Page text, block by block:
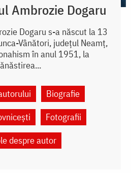
Ambrozie Dogaru
Dogaru s-a născut la 13
Vânători, județul Neamț,
în anul 1951, la
Biografie
Fotografii
despre autor